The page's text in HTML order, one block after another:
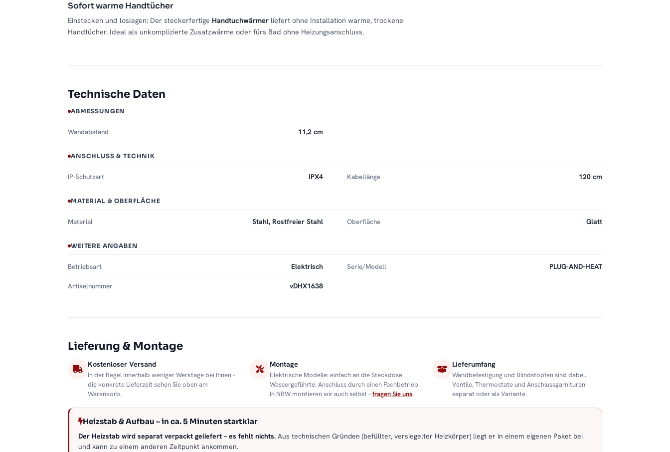
Sofort warme Handtücher
Einstecken und loslegen: Der steckerfertige Handtuchwärmer liefert ohne Installation warme, trockene
Handtücher. Ideal als unkomplizierte Zusatzwärme oder fürs Bad ohne Heizungsanschluss.
Technische Daten
ABMESSUNGEN
Wandabstand 11,2 cm
ANSCHLUSS & TECHNIK
IP-Schutzart IPX4 Kabellänge 120 cm
MATERIAL & OBERFLÄCHE
Material Stahl, Rostfreier Stahl Oberfläche Glatt
WEITERE ANGABEN
Betriebsart Elektrisch Serie/Modell PLUG-AND-HEAT
Artikelnummer vDHX1638
Lieferung & Montage
Kostenloser Versand
In der Regel innerhalb weniger Werktage bei Ihnen –
die konkrete Lieferzeit sehen Sie oben am
Warenkorb.
Montage
Elektrische Modelle: einfach an die Steckdose.
Wassergeführte: Anschluss durch einen Fachbetrieb.
In NRW montieren wir auch selbst –fragen Sie uns.
Lieferumfang
Wandbefestigung und Blindstopfen sind dabei.
Ventile, Thermostate und Anschlussgarnituren
separat oder als Variante.
Heizstab & Aufbau – in ca. 5 Minuten startklar
Der Heizstab wird separat verpackt geliefert – es fehlt nichts. Aus technischen Gründen (befüllter, versiegelter Heizkörper) liegt er in einem eigenen Paket bei
und kann zu einem anderen Zeitpunkt ankommen.